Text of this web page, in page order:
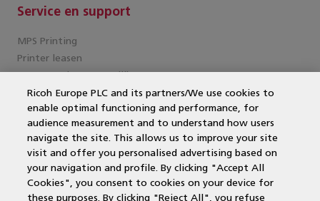
Service en support
MPS Printing
Printer leasen
Kantoorprinter vergelijken
Kopieermachines
MPS offerte aanvragen
MFP
DocuWare
Duurzame printers
Wat is een multifunctional?
Ricoh Europe PLC and its partners/We use cookies to
enable optimal functioning and performance, for
audience measurement and to understand how users
navigate the site. This allows us to improve your site
visit and offer you personalised advertising based on
your navigation and profile. By clicking "Accept All
Cookies", you consent to cookies on your device for
these purposes. By clicking "Reject All", you refuse